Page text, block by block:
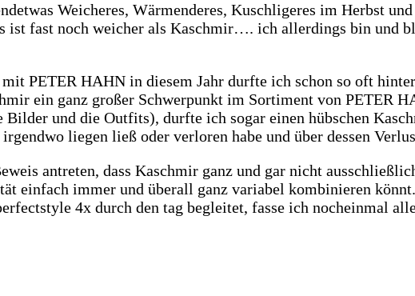
Weicheres, Wärmenderes, Kuschligeres im Herbst
ist fast noch weicher als Kaschmir…. ich allerdings bin und
PETER HAHN in diesem Jahr durfte ich schon so oft
ein ganz großer Schwerpunkt im Sortiment von PETER
und die Outfits), durfte ich sogar einen hübschen
liegen ließ oder verloren habe und über dessen
antreten, dass Kaschmir ganz und gar nicht
einfach immer und überall ganz variabel kombinieren
4x durch den tag begleitet, fasse ich nocheinmal